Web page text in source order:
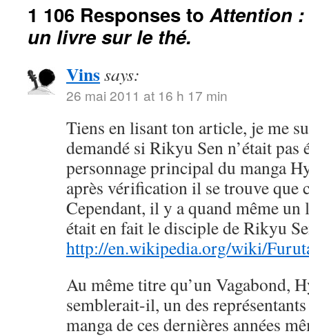
1 106 Responses toAttention :
un livre sur le thé.
Vinssays:
26 mai 2011 at 16 h 17 min
Tiens en lisant ton article, je me
demandé si Rikyu Sen n’était pas
personnage principal du manga
après vérification il se trouve que
Cependant, il y a quand même
était en fait le disciple de Rikyu
http://en.wikipedia.org/wiki/
Au même titre qu’un Vagabond,
semblerait-il, un des
manga de ces dernières années